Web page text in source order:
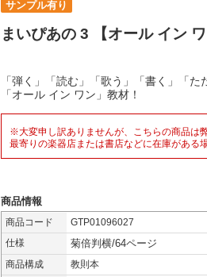
サンプル有り
まいぴあの 3 【オール イン ワ
「弾く」「読む」「歌う」「書く」「た
「オール イン ワン」教材！
※大変申し訳ありませんが、こちらの商品は
最寄りの楽器店または書店などに在庫がある
商品情報
商品コード GTP01096027
仕様
菊倍判横/64ページ
商品構成
教則本